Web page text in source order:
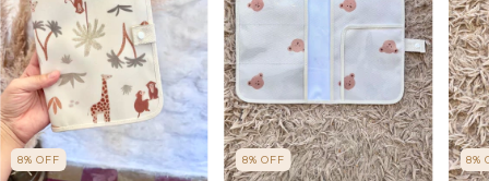
8% OFF 8% OFF 8%